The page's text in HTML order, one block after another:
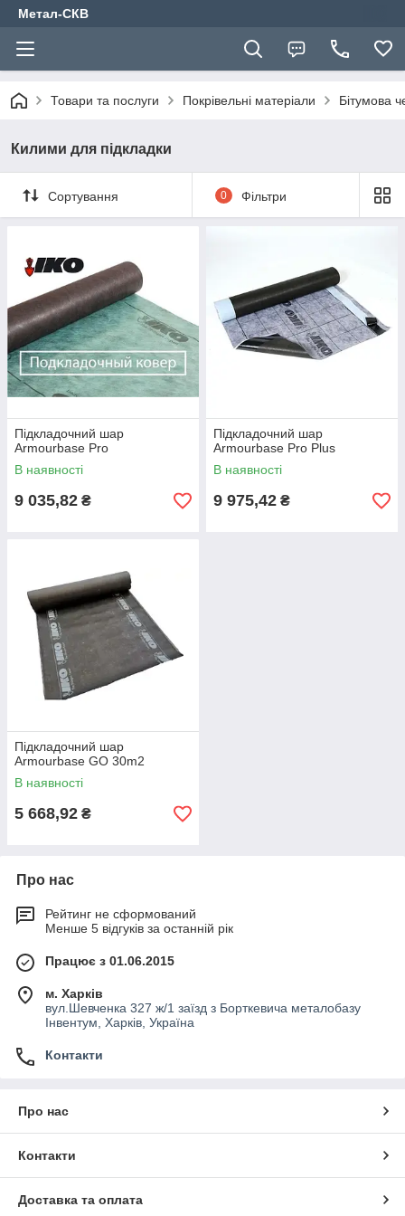
Метал-СКВ
Товари та послуги Покрівельні матеріали Бітумова
Килими для підкладки
Сортування 0 Фільтри
Підкладочний шар
Armourbase Pro
В наявності
9 035,82 ₴
Підкладочний шар
Armourbase Pro Plus
В наявності
9 975,42 ₴
Підкладочний шар
Armourbase GO 30m2
В наявності
5 668,92 ₴
Про нас
Рейтинг не сформований
Менше 5 відгуків за останній рік
Працює з 01.06.2015
м. Харків
вул.Шевченка 327 ж/1 заїзд з Борткевича металобазу
Інвентум, Харків, Україна
Контакти
Про нас
Контакти
Доставка та оплата